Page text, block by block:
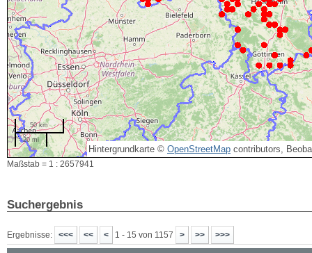
Hintergrundkarte © OpenStreetMap contributors,
50 km
20 mi
Maßstab = 1 : 2657941
Suchergebnis
Ergebnisse: 1 - 15 von 1157